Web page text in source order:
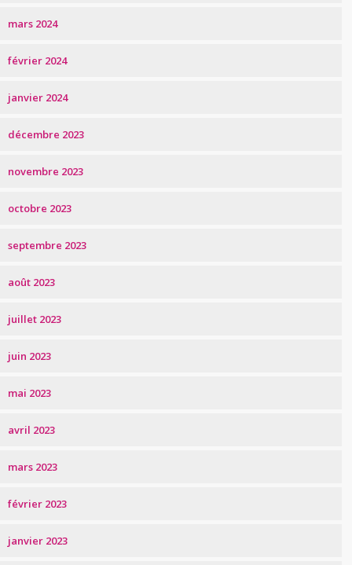
mars 2024
février 2024
janvier 2024
décembre 2023
novembre 2023
octobre 2023
septembre 2023
août 2023
juillet 2023
juin 2023
mai 2023
avril 2023
mars 2023
février 2023
janvier 2023